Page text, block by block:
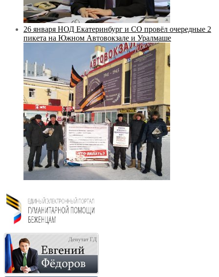
26 января НОД Екатеринбург и СО провёл очередные 2
пикета на Южном Автовокзале и Уралмаше